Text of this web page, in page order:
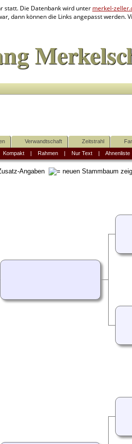
statt. Die Datenbank wird unter merkel-
dann können die Links angepasst werden.
Verwandtschaft Zeitstrahl
Kompakt| Rahmen| Nur Text| Ahnenliste
Angaben